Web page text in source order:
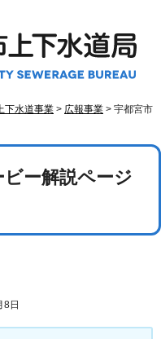
下水道事業 > 広報事業 > 宇都宮市
ー解説ページ
日